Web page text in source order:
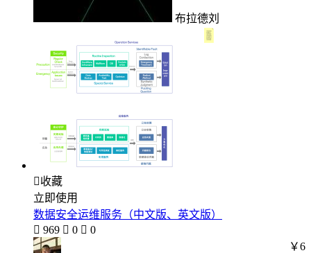
布拉德刘
收藏
立即使用
数据安全运维服务（中文版、英文版）
 969  0  0
￥6